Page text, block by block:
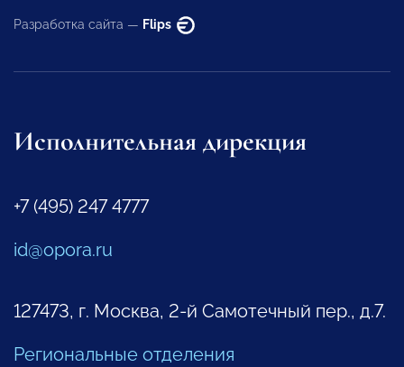
Разработка сайта — Flips
Исполнительная дирекция
+7 (495) 247 4777
id@opora.ru
127473, г. Москва, 2-й Самотечный пер., д.7.
Региональные отделения